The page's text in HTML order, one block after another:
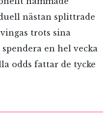
nästan splittrade
trots sina
en hel vecka
odds fattar de tycke